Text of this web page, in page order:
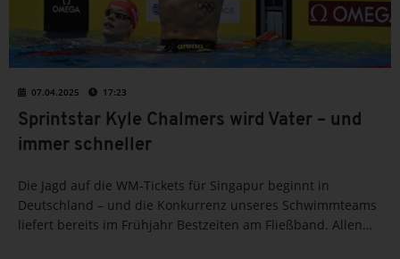
07.04.2025 17:23
Sprintstar Kyle Chalmers wird Vater – und
immer schneller
Die Jagd auf die WM-Tickets für Singapur beginnt in
Deutschland – und die Konkurrenz unseres Schwimmteams
liefert bereits im Frühjahr Bestzeiten am Fließband. Allen